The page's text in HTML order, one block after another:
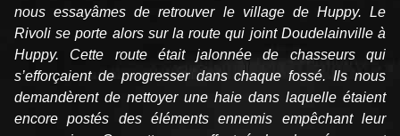
nous essayâmes de retrouver le village de Huppy. Le
Rivoli se porte alors sur la route qui joint Doudelainville à
Huppy. Cette route était jalonnée de chasseurs qui
s’efforçaient de progresser dans chaque fossé. Ils nous
demandèrent de nettoyer une haie dans laquelle étaient
encore postés des éléments ennemis empêchant leur